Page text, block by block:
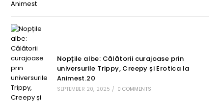
Nopțile albe: Călătorii curajoase prin
universurile Trippy, Creepy și Erotica la
Animest.20
SEPTEMBER 20, 2025 / 0 COMMENTS